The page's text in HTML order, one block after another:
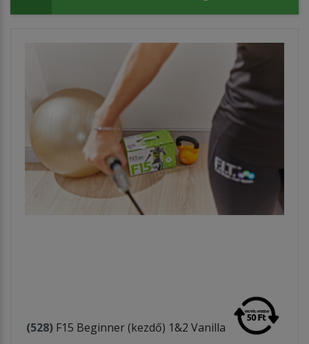
(528) F15 Beginner (kezdő) 1&2 Vanilla